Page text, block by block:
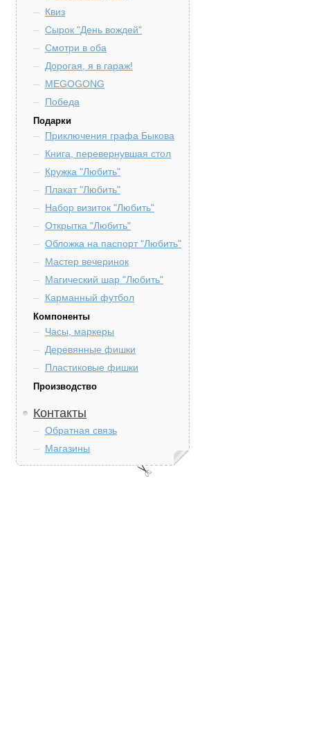
Квиз
Сырок "День вождей"
Смотри в оба
Дорогая, я в гараж!
MEGOGONG
Победа
Подарки
Приключения графа Быкова
Книга, перевернувшая стол
Кружка "Любить"
Плакат "Любить"
Набор визиток "Любить"
Открытка "Любить"
Обложка на паспорт "Любить"
Мастер вечеринок
Магический шар "Любить"
Карманный футбол
Компоненты
Часы, маркеры
Деревянные фишки
Пластиковые фишки
Производство
Контакты
Обратная связь
Магазины